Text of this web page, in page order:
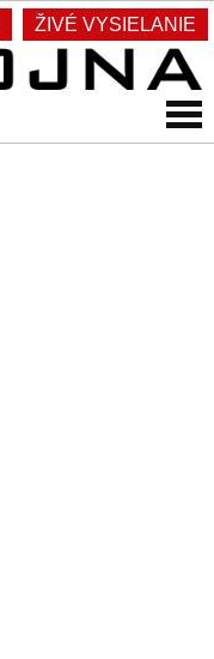
ŽIVÉ VYSIELANIE